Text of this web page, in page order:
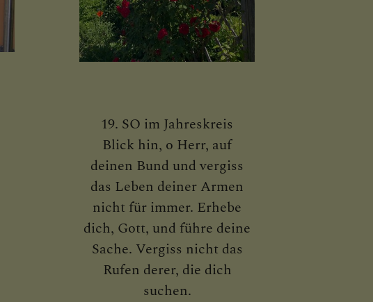
19. SO im Jahreskreis
Blick hin, o Herr, auf
deinen Bund und vergiss
das Leben deiner Armen
nicht für immer. Erhebe
dich, Gott, und führe deine
Sache. Vergiss nicht das
Rufen derer, die dich
suchen.